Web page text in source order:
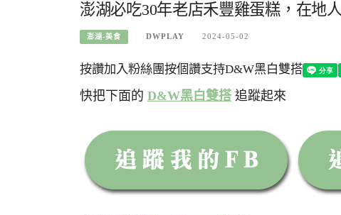
澎湖必吃30年老店禾豐雞蛋糕，在地
澎湖-美食 DWPLAY 2024-05-02
按讚加入粉絲團按個讚支持D&W黑白雙搭
快把下面的 D&W黑白雙搭 追蹤起來